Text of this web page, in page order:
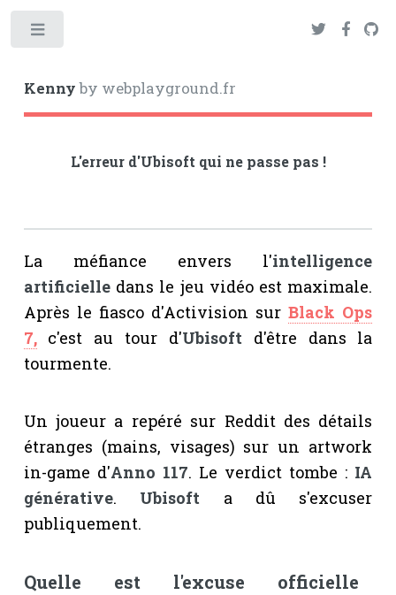
Kennyby webplayground.fr
L'erreur d'Ubisoft qui ne passe pas !
La méfiance envers l'intelligence
artificielledans le jeu vidéo est maximale.
Après le fiasco d'Activision surBlack Ops
7,c'est au tour d'Ubisoftd'être dans la
tourmente.
Un joueur a repéré sur Reddit des détails
étranges (mains, visages) sur un artwork
in-game d'Anno 117. Le verdict tombe : IA
générative. Ubisoft a dû s'excuser
publiquement.
Quelle est l'excuse officielle